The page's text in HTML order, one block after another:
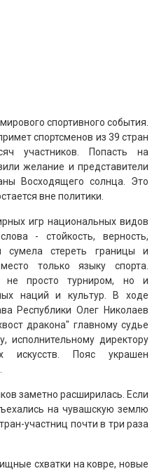
спортивного события.
спортсменов из 39 стран
участников. Попасть на
желание и представители
Восходящего солнца. Это
вне политики.
игр национальных видов
- стойкость, верность,
стереть границы и
только языку спорта.
не просто турниром, но и
наций и культур. В ходе
Республики Олег Николаев
дракона" главному судье
исполнительному директору
искусств. Пояс украшен
заметно расширилась. Если
на чувашскую землю
участниц почти в три раза
схватки на ковре, новые